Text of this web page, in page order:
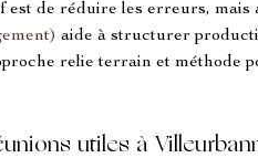
de réduire les erreurs,
aide à structurer
relie terrain et méthode
utiles à